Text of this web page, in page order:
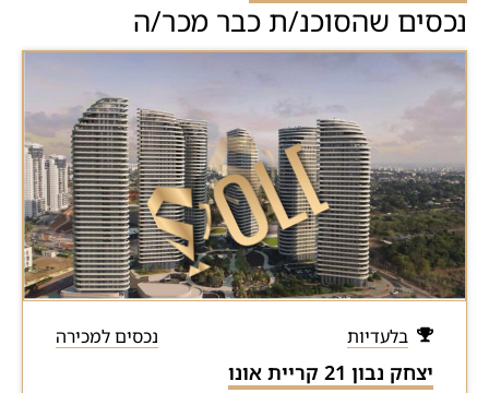
נכסים שהסוכנ/ת כבר מכר/ה
בלעדיות נכסים למכירה
יצחק נבון 21 קריית אונו